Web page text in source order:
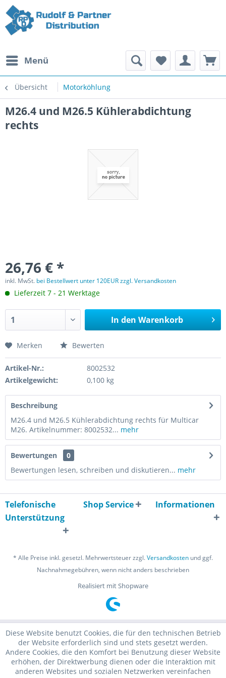
Menü
Übersicht Motorköhlung
M26.4 und M26.5 Kühlerabdichtung
rechts
26,76 € *
inkl. MwSt. bei Bestellwert unter 120EUR zzgl. Versandkosten
Lieferzeit 7 - 21 Werktage
In den Warenkorb
Merken Bewerten
Artikel-Nr.:
8002532
Artikelgewicht:
0,100 kg
Beschreibung
M26.4 und M26.5 Kühlerabdichtung rechts für Multicar
M26. Artikelnummer: 8002532... mehr
Bewertungen
0
Bewertungen lesen, schreiben und diskutieren... mehr
Telefonische
Unterstützung
Shop Service Informationen
* Alle Preise inkl. gesetzl. Mehrwertsteuer zzgl.Versandkosten und ggf.
Nachnahmegebühren, wenn nicht anders beschrieben
Realisiert mit Shopware
Diese Website benutzt Cookies, die für den technischen Betrieb
der Website erforderlich sind und stets gesetzt werden.
Andere Cookies, die den Komfort bei Benutzung dieser Website
erhöhen, der Direktwerbung dienen oder die Interaktion mit
anderen Websites und sozialen Netzwerken vereinfachen